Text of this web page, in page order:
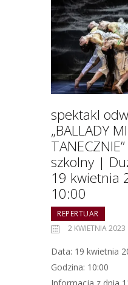
spektakl
„BALLADY
szkolny |
19 kwietnia
10:00
REPERTUAR
2 KWIETNIA 2023
Data: 19 kwietnia
Godzina: 10:00
Informacja z dnia